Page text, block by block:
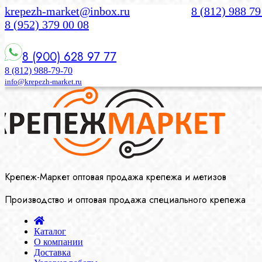
krepezh-market@inbox.ru
8 (812) 988
8 (952) 379 00 08
8 (900) 628 97 77
8 (812) 988-79-70
info@krepezh-market.ru
Крепеж-Маркет оптовая продажа крепежа и метизов
Производство и оптовая продажа специального крепежа
Каталог
О компании
Доставка